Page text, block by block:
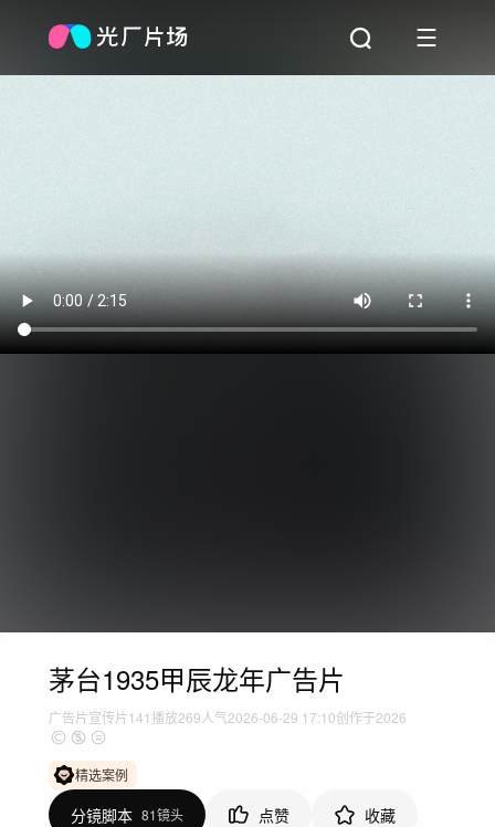
茅台1935甲辰龙年广告片
广告片宣传片141 播放269人气2026-06-29 17:10创作于2026
精选案例
分镜脚本 81镜头 点赞 收藏